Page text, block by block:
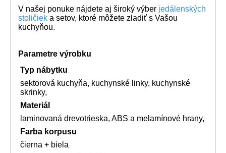
V našej ponuke nájdete aj široký výber jedálenských
stoličiek a setov, ktoré môžete zladiť s Vašou
kuchyňou.
Parametre výrobku
Typ nábytku
sektorová kuchyňa, kuchynské linky, kuchynské
skrinky,
Materiál
laminovaná drevotrieska, ABS a melamínové hrany,
Farba korpusu
čierna + biela